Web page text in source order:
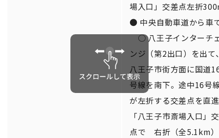
場入口」交差点左折
● 中央自動車道から車
○ 八王子インターチ
ンジ（第2出口）を出て
八王子市街方面に国道
号線を南下。途中16号
が左折する交差点を直
「八王子市斎場入口」
点で 右折（全5.1km）